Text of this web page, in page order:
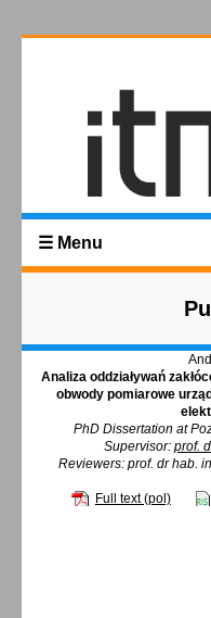
☰ Menu
Analiza oddziaływań
obwody pomiarowe
PhD Dissertation at
Supervisor:prof.
Reviewers: prof. dr hab.
Full text (pol)